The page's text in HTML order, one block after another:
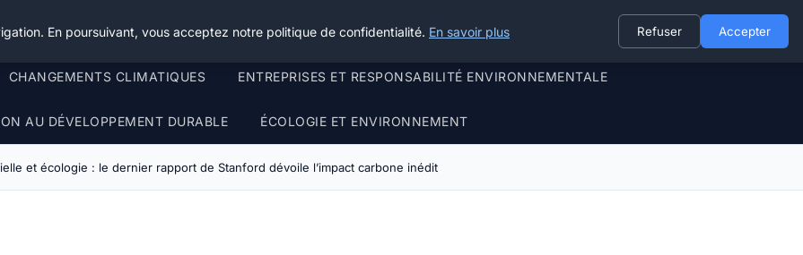
CHANGEMENTS CLIMATIQUES ENTREPRISES ET RESPONSABILITÉ ENVIRONNEMENTALE
AU DÉVELOPPEMENT DURABLE ÉCOLOGIE ET ENVIRONNEMENT
et écologie : le dernier rapport de Stanford dévoile l’impact carbone inédit
En poursuivant, vous acceptez notre politique de confidentialité. En savoir plus Refuser Accepter